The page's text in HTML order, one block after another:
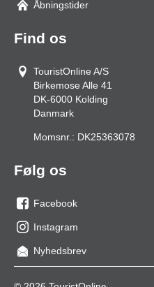
Åbningstider
Find os
TouristOnline A/S
Birkemose Alle 41
DK-6000 Kolding
Danmark
Momsnr.: DK25363078
Følg os
os
på
facebook
Facebook
os
på
Instagram
Nyhedsbrev